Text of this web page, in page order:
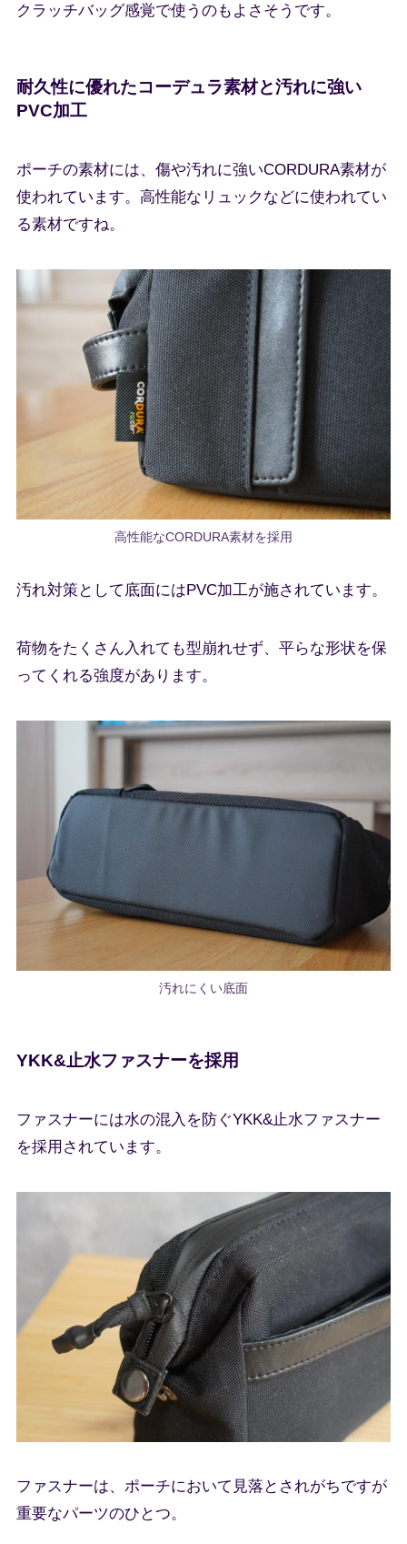
クラッチバッグ感覚で使うのもよさそうです。
耐久性に優れたコーデュラ素材と汚れに強い
PVC加工
ポーチの素材には、傷や汚れに強いCORDURA素材が
使われています。高性能なリュックなどに使われてい
る素材ですね。
高性能なCORDURA素材を採用
汚れ対策として底面にはPVC加工が施されています。
荷物をたくさん入れても型崩れせず、平らな形状を保
ってくれる強度があります。
汚れにくい底面
YKK&止水ファスナーを採用
ファスナーには水の混入を防ぐYKK&止水ファスナー
を採用されています。
ファスナーは、ポーチにおいて見落とされがちですが
重要なパーツのひとつ。